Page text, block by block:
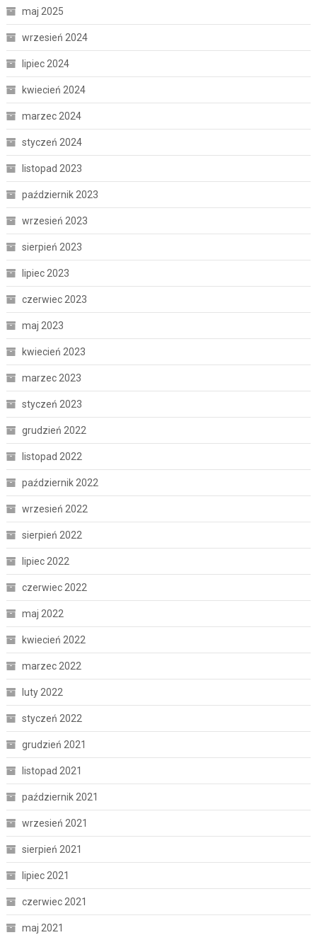
maj 2025
wrzesień 2024
lipiec 2024
kwiecień 2024
marzec 2024
styczeń 2024
listopad 2023
październik 2023
wrzesień 2023
sierpień 2023
lipiec 2023
czerwiec 2023
maj 2023
kwiecień 2023
marzec 2023
styczeń 2023
grudzień 2022
listopad 2022
październik 2022
wrzesień 2022
sierpień 2022
lipiec 2022
czerwiec 2022
maj 2022
kwiecień 2022
marzec 2022
luty 2022
styczeń 2022
grudzień 2021
listopad 2021
październik 2021
wrzesień 2021
sierpień 2021
lipiec 2021
czerwiec 2021
maj 2021